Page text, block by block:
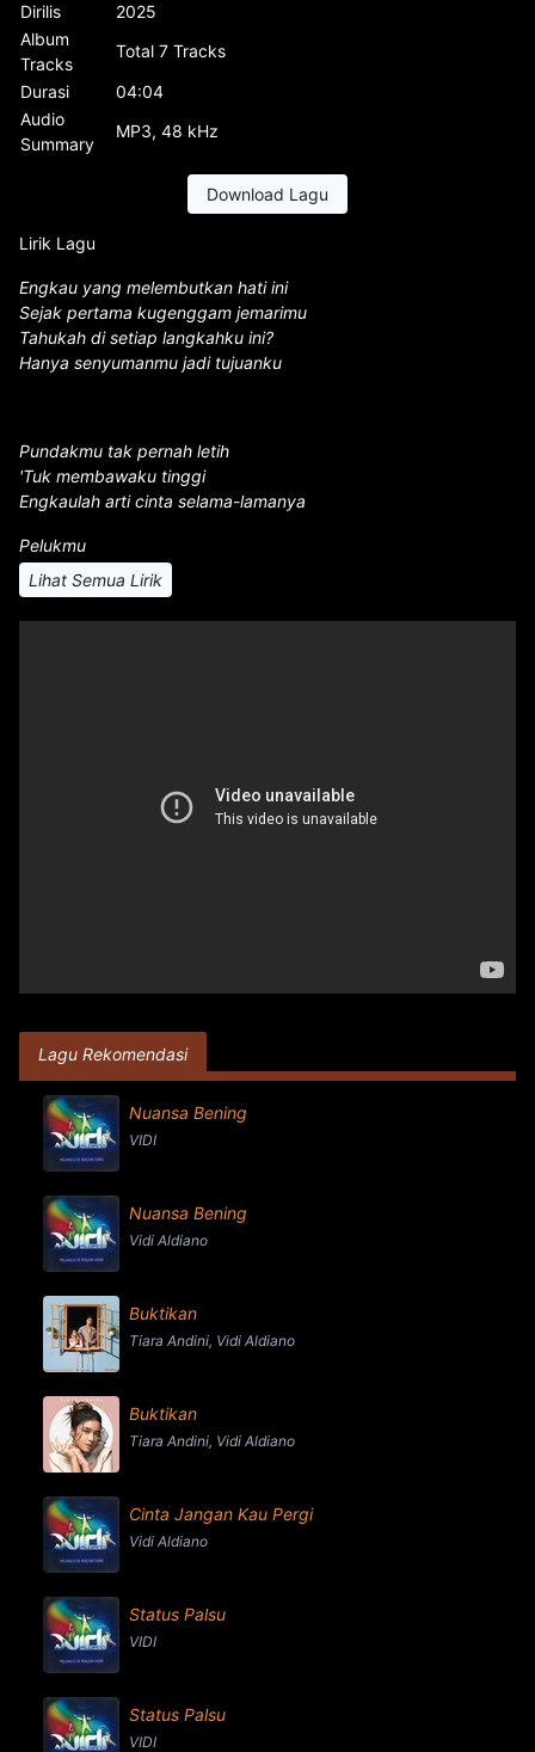
Dirilis
2025
Album
Tracks
Total 7 Tracks
Durasi
04:04
Audio
Summary
MP3, 48 kHz
Download Lagu
Lirik Lagu
Engkau yang melembutkan hati ini
Sejak pertama kugenggam jemarimu
Tahukah di setiap langkahku ini?
Hanya senyumanmu jadi tujuanku
Pundakmu tak pernah letih
'Tuk membawaku tinggi
Engkaulah arti cinta selama-lamanya
Pelukmu
Lihat Semua Lirik
Lagu Rekomendasi
Nuansa Bening
VIDI
Nuansa Bening
Vidi Aldiano
Buktikan
Tiara Andini, Vidi Aldiano
Buktikan
Tiara Andini, Vidi Aldiano
Cinta Jangan Kau Pergi
Vidi Aldiano
Status Palsu
VIDI
Status Palsu
VIDI